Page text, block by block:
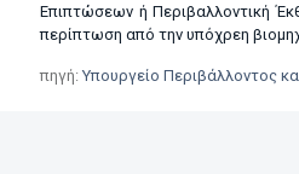
Επιπτώσεων ή Περιβαλλοντική
περίπτωση από την υπόχρεη
πηγή: Υπουργείο Περιβάλλοντος